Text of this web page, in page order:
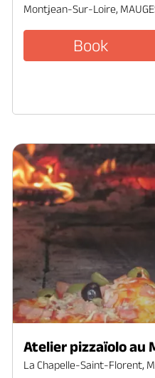
Montjean-Sur-Loire,
Book
Atelier pizzaïolo au
La Chapelle-Saint-Florent,